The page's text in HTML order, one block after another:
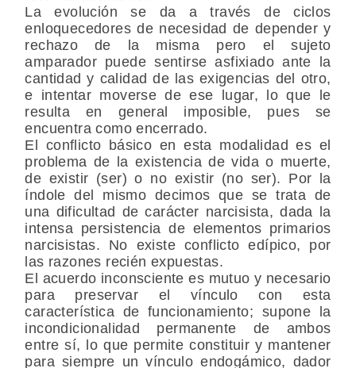
La evolución se da a través de ciclos
enloquecedores de necesidad de depender y
rechazo de la misma pero el sujeto
amparador puede sentirse asfixiado ante la
cantidad y calidad de las exigencias del otro,
e intentar moverse de ese lugar, lo que le
resulta en general imposible, pues se
encuentra como encerrado.
El conflicto básico en esta modalidad es el
problema de la existencia de vida o muerte,
de existir (ser) o no existir (no ser). Por la
índole del mismo decimos que se trata de
una dificultad de carácter narcisista, dada la
intensa persistencia de elementos primarios
narcisistas. No existe conflicto edípico, por
las razones recién expuestas.
El acuerdo inconsciente es mutuo y necesario
para preservar el vínculo con esta
característica de funcionamiento; supone la
incondicionalidad permanente de ambos
entre sí, lo que permite constituir y mantener
para siempre un vínculo endogámico, dador